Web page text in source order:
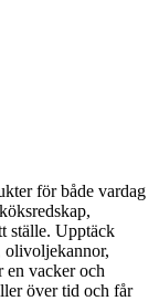
för både vardag
ställe. Upptäck
olivoljekannor,
en vacker och
över tid och får